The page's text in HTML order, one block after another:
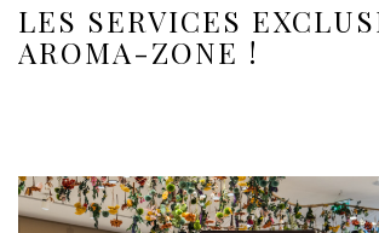
LES SERVICES
AROMA-ZONE !